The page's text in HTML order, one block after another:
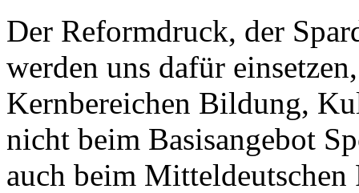
Der Reformdruck, der
werden uns dafür
Kernbereichen Bildung,
nicht beim Basisangebot
auch beim